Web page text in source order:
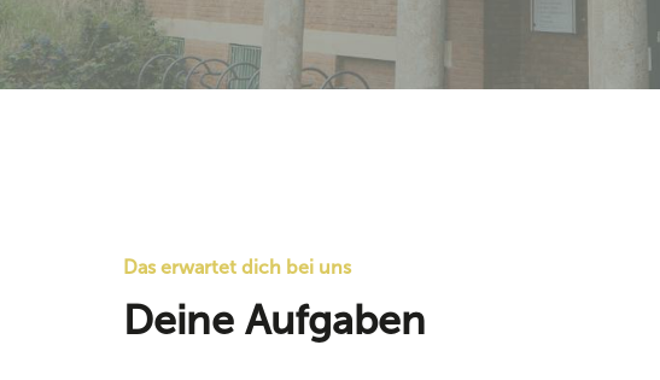
Das erwartet dich bei uns
Deine Aufgaben